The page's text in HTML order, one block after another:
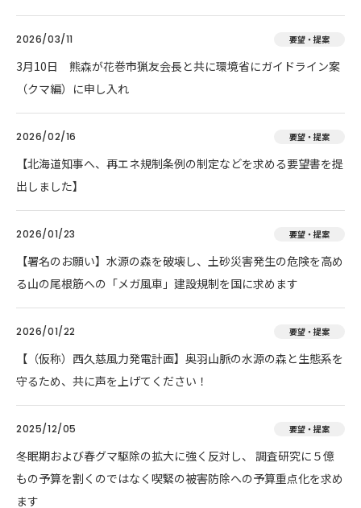
2026/03/11 要望・提案
3月10日 熊森が花巻市猟友会長と共に環境省にガイドライン案
（クマ編）に申し入れ
2026/02/16 要望・提案
【北海道知事へ、再エネ規制条例の制定などを求める要望書を提
出しました】
2026/01/23 要望・提案
【署名のお願い】水源の森を破壊し、土砂災害発生の危険を高め
る山の尾根筋への「メガ風車」建設規制を国に求めます
2026/01/22 要望・提案
【（仮称）西久慈風力発電計画】奥羽山脈の水源の森と生態系を
守るため、共に声を上げてください！
2025/12/05 要望・提案
冬眠期および春グマ駆除の拡大に強く反対し、 調査研究に５億
もの予算を割くのではなく喫緊の被害防除への予算重点化を求め
ます